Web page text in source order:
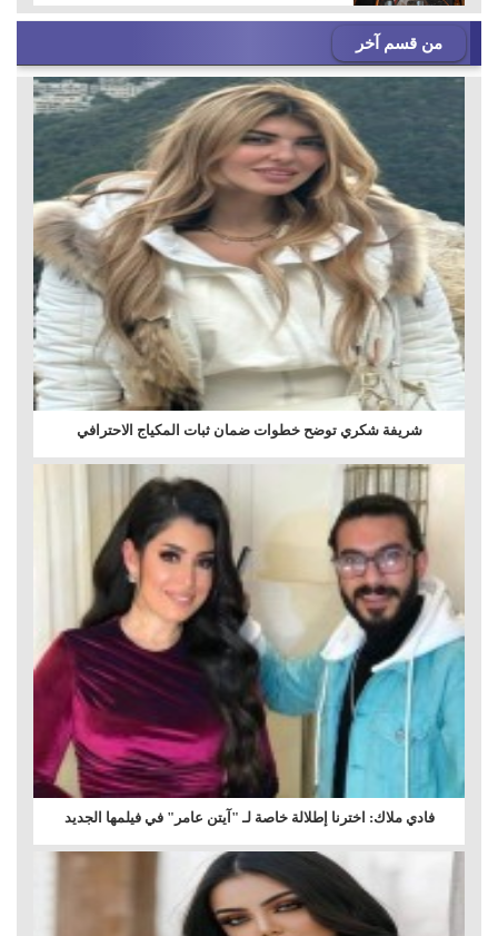
من قسم آخر
شريفة شكري توضح خطوات ضمان ثبات المكياج الاحترافي
فادي ملاك: اخترنا إطلالة خاصة لـ "آيتن عامر" في فيلمها الجديد